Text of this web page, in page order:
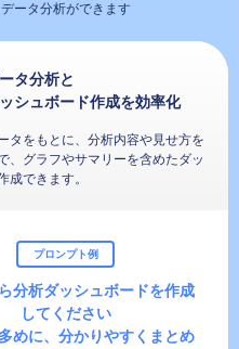
データ分析ができます
タ分析と
シュボード作成を効率化
タをもとに、分析内容や見せ方を
、グラフやサマリーを含めたダッ
成できます。
プロンプト例
分析ダッシュボードを作成
してください
めに、分かりやすくまとめ